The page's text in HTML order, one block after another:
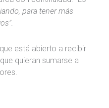
para tener más
está abierto a recibir
quieran sumarse a